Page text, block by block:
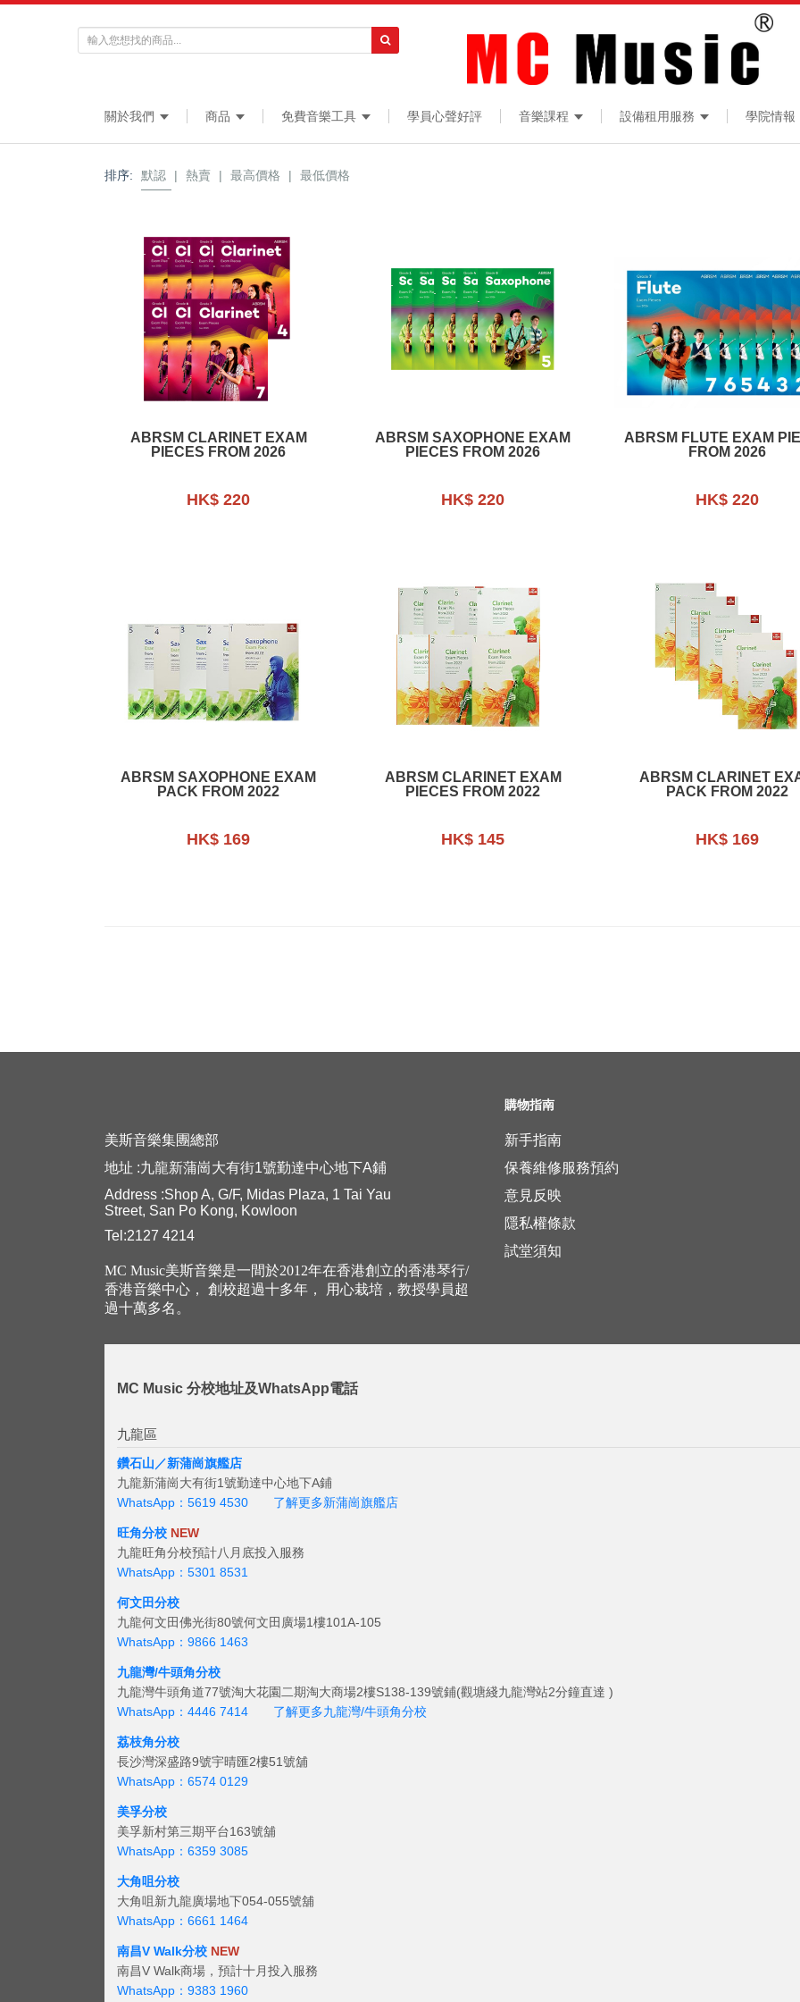
關於我們 商品 免費音樂工具 學員心聲好評 音樂課程 設備租用服務 學院情報
排序: 默認 | 熱賣 | 最高價格 | 最低價格
ABRSM CLARINET EXAM
PIECES FROM 2026
HK$ 220
ABRSM SAXOPHONE EXAM
PIECES FROM 2026
HK$ 220
ABRSM FLUTE EXAM
FROM 2026
HK$ 220
ABRSM SAXOPHONE EXAM
PACK FROM 2022
HK$ 169
ABRSM CLARINET EXAM
PIECES FROM 2022
HK$ 145
ABRSM CLARINET
PACK FROM 2022
HK$ 169
購物指南
美斯音樂集團總部
地址 :九龍新蒲崗大有街1號勤達中心地下A鋪
Address :Shop A, G/F, Midas Plaza, 1 Tai Yau
Street, San Po Kong, Kowloon
Tel:2127 4214
新手指南
保養維修服務預約
意見反映
隱私權條款
試堂須知
MC Music美斯音樂是一間於2012年在香港創立的香港琴行/
香港音樂中心， 創校超過十多年， 用心栽培，教授學員超
過十萬多名。
MC Music 分校地址及WhatsApp電話
九龍區
鑽石山／新蒲崗旗艦店
九龍新蒲崗大有街1號勤達中心地下A鋪
WhatsApp：5619 4530
了解更多新蒲崗旗艦店
旺角分校 NEW
九龍旺角分校預計八月底投入服務
WhatsApp：5301 8531
何文田分校
九龍何文田佛光街80號何文田廣場1樓101A-105
WhatsApp：9866 1463
九龍灣/牛頭角分校
九龍灣牛頭角道77號淘大花園二期淘大商場2樓S138-139號鋪(觀塘綫九龍灣站2分鐘直達 )
WhatsApp：4446 7414
了解更多九龍灣/牛頭角分校
荔枝角分校
長沙灣深盛路9號宇晴匯2樓51號舖
WhatsApp：6574 0129
美孚分校
美孚新村第三期平台163號舖
WhatsApp：6359 3085
大角咀分校
大角咀新九龍廣場地下054-055號舖
WhatsApp：6661 1464
南昌V Walk分校 NEW
南昌V Walk商場，預計十月投入服務
WhatsApp：9383 1960